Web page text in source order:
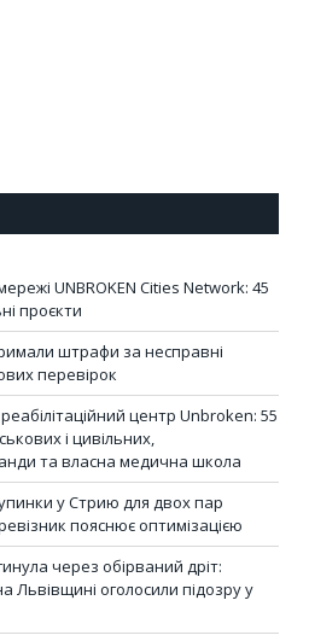
UNBROKEN Cities Network: 45
проєкти
штрафи за несправні
перевірок
центр Unbroken: 55
і цивільних,
та власна медична школа
у Стрию для двох пар
пояснює оптимізацією
через обірваний дріт:
Львівщині оголосили підозру у